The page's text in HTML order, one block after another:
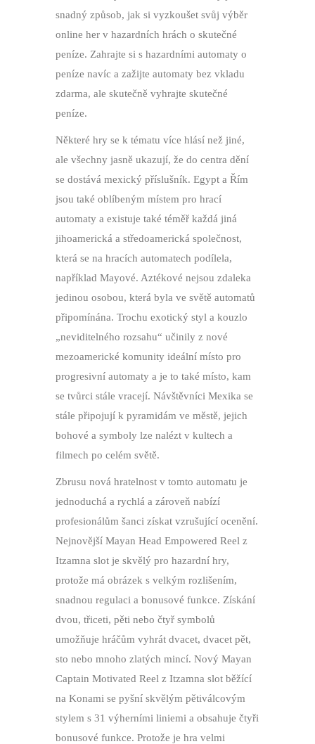
snadný způsob, jak si vyzkoušet svůj výběr
online her v hazardních hrách o skutečné
peníze. Zahrajte si s hazardními automaty o
peníze navíc a zažijte automaty bez vkladu
zdarma, ale skutečně vyhrajte skutečné
peníze.
Některé hry se k tématu více hlásí než jiné,
ale všechny jasně ukazují, že do centra dění
se dostává mexický příslušník. Egypt a Řím
jsou také oblíbeným místem pro hrací
automaty a existuje také téměř každá jiná
jihoamerická a středoamerická společnost,
která se na hracích automatech podílela,
například Mayové. Aztékové nejsou zdaleka
jedinou osobou, která byla ve světě automatů
připomínána. Trochu exotický styl a kouzlo
„neviditelného rozsahu“ učinily z nové
mezoamerické komunity ideální místo pro
progresivní automaty a je to také místo, kam
se tvůrci stále vracejí. Návštěvníci Mexika se
stále připojují k pyramidám ve městě, jejich
bohové a symboly lze nalézt v kultech a
filmech po celém světě.
Zbrusu nová hratelnost v tomto automatu je
jednoduchá a rychlá a zároveň nabízí
profesionálům šanci získat vzrušující ocenění.
Nejnovější Mayan Head Empowered Reel z
Itzamna slot je skvělý pro hazardní hry,
protože má obrázek s velkým rozlišením,
snadnou regulaci a bonusové funkce. Získání
dvou, třiceti, pěti nebo čtyř symbolů
umožňuje hráčům vyhrát dvacet, dvacet pět,
sto nebo mnoho zlatých mincí. Nový Mayan
Captain Motivated Reel z Itzamna slot běžící
na Konami se pyšní skvělým pětiválcovým
stylem s 31 výherními liniemi a obsahuje čtyři
bonusové funkce. Protože je hra velmi